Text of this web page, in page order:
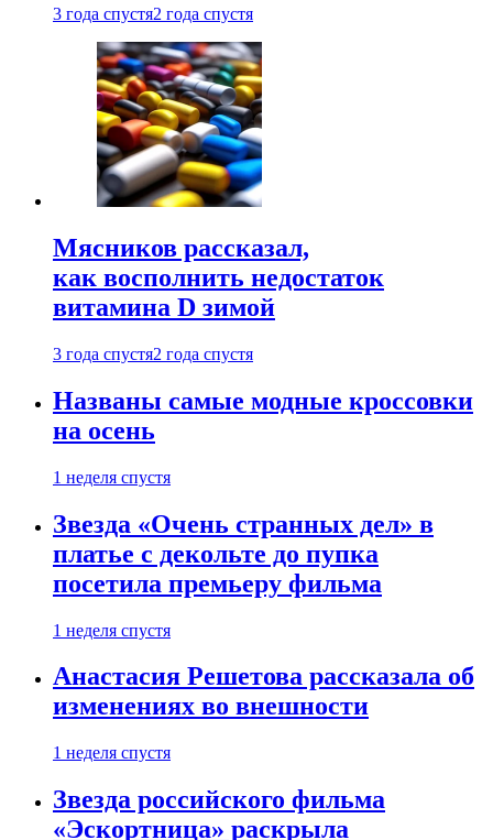
3 года спустя2 года спустя
Мясников рассказал,
как восполнить недостаток
витамина D зимой
3 года спустя2 года спустя
Названы самые модные кроссовки
на осень
1 неделя спустя
Звезда «Очень странных дел» в
платье с декольте до пупка
посетила премьеру фильма
1 неделя спустя
Анастасия Решетова рассказала об
изменениях во внешности
1 неделя спустя
Звезда российского фильма
«Эскортница» раскрыла